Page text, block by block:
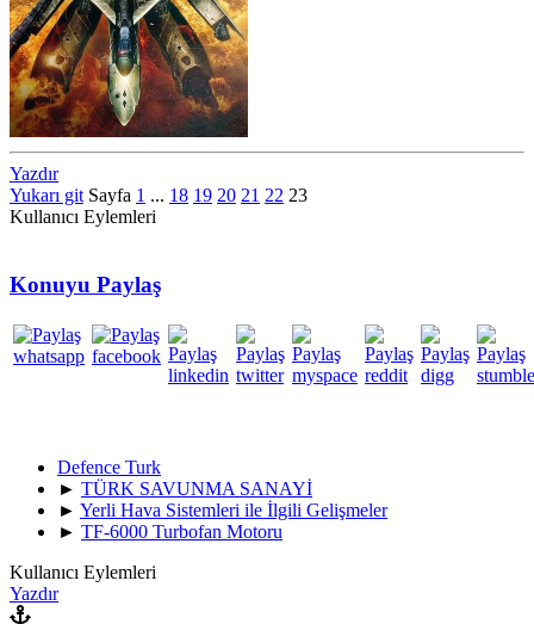
Yazdır
Yukarı git Sayfa 1 ... 18 19 20 21 22 23
Kullanıcı Eylemleri
Konuyu Paylaş
Defence Turk
► TÜRK SAVUNMA SANAYİ
► Yerli Hava Sistemleri ile İlgili Gelişmeler
► TF-6000 Turbofan Motoru
Kullanıcı Eylemleri
Yazdır